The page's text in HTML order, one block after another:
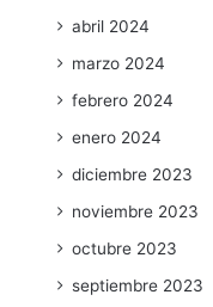
abril 2024
marzo 2024
febrero 2024
enero 2024
diciembre 2023
noviembre 2023
octubre 2023
septiembre 2023